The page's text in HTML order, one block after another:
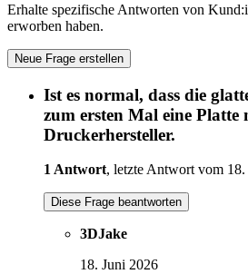
Erhalte spezifische Antworten von
erworben haben.
Neue Frage erstellen
Ist es normal, dass die
zum ersten Mal eine Platte
Druckerhersteller.
1 Antwort, letzte Antwort vom
Diese Frage beantworten
3DJake
18. Juni 2026